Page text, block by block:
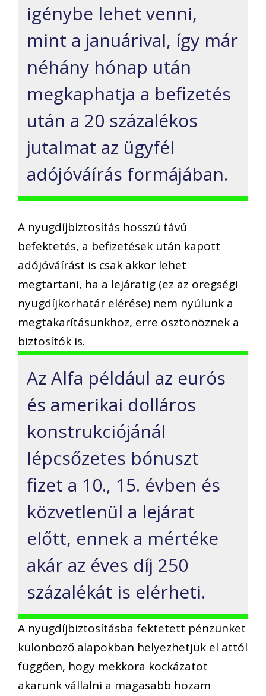
igénybe lehet venni,
mint a januárival, így már
néhány hónap után
megkaphatja a befizetés
után a 20 százalékos
jutalmat az ügyfél
adójóváírás formájában.
A nyugdíjbiztosítás hosszú távú
befektetés, a befizetések után kapott
adójóváírást is csak akkor lehet
megtartani, ha a lejáratig (ez az öregségi
nyugdíjkorhatár elérése) nem nyúlunk a
megtakarításunkhoz, erre ösztönöznek a
biztosítók is.
Az Alfa például az eurós
és amerikai dolláros
konstrukciójánál
lépcsőzetes bónuszt
fizet a 10., 15. évben és
közvetlenül a lejárat
előtt, ennek a mértéke
akár az éves díj 250
százalékát is elérheti.
A nyugdíjbiztosításba fektetett pénzünket
különböző alapokban helyezhetjük el attól
függően, hogy mekkora kockázatot
akarunk vállalni a magasabb hozam